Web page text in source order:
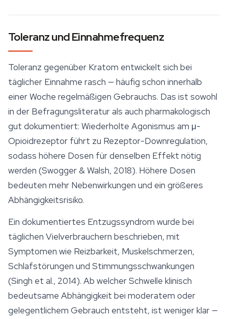
Toleranz und Einnahmefrequenz
Toleranz gegenüber Kratom entwickelt sich bei
täglicher Einnahme rasch — häufig schon innerhalb
einer Woche regelmäßigen Gebrauchs. Das ist sowohl
in der Befragungsliteratur als auch pharmakologisch
gut dokumentiert: Wiederholte Agonismus am μ-
Opioidrezeptor führt zu Rezeptor-Downregulation,
sodass höhere Dosen für denselben Effekt nötig
werden (Swogger & Walsh, 2018). Höhere Dosen
bedeuten mehr Nebenwirkungen und ein größeres
Abhängigkeitsrisiko.
Ein dokumentiertes Entzugssyndrom wurde bei
täglichen Vielverbrauchern beschrieben, mit
Symptomen wie Reizbarkeit, Muskelschmerzen,
Schlafstörungen und Stimmungsschwankungen
(Singh et al., 2014). Ab welcher Schwelle klinisch
bedeutsame Abhängigkeit bei moderatem oder
gelegentlichem Gebrauch entsteht, ist weniger klar —